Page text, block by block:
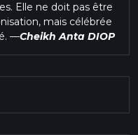
Elle ne doit pas être
mais célébrée
—Cheikh Anta DIOP